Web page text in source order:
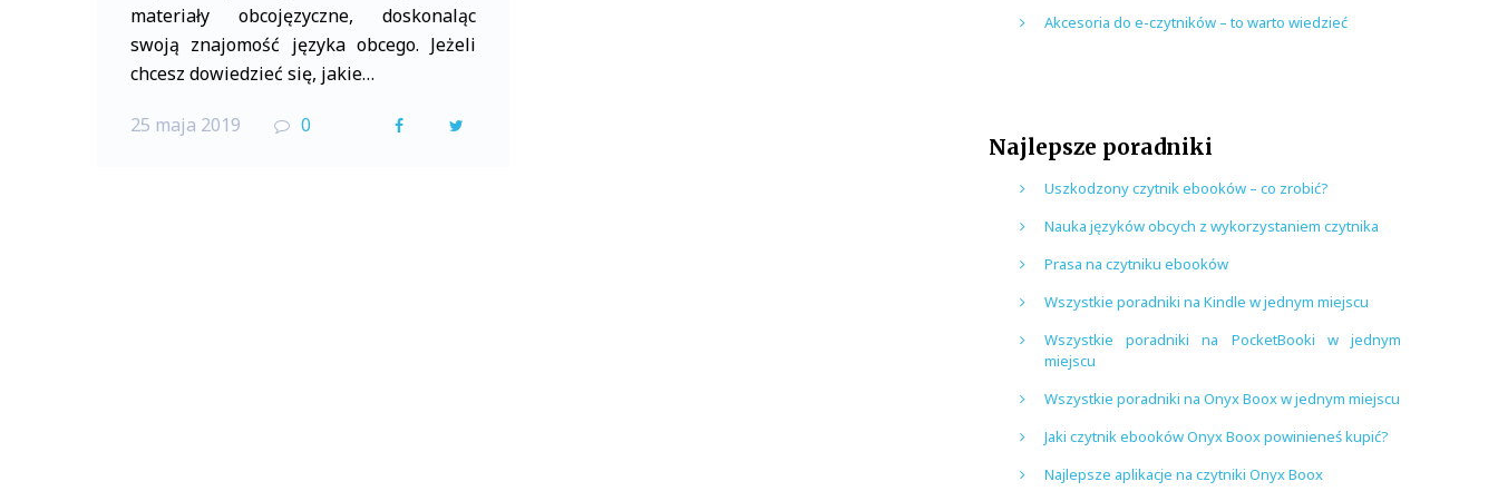
materiały obcojęzyczne, doskonaląc
swoją znajomość języka obcego. Jeżeli
chcesz dowiedzieć się, jakie…
25 maja 2019 0
F
Akcesoria do e-czytników – to warto wiedzieć
Najlepsze poradniki
Uszkodzony czytnik ebooków – co zrobić?
Nauka języków obcych z wykorzystaniem czytnika
Prasa na czytniku ebooków
Wszystkie poradniki na Kindle w jednym miejscu
Wszystkie poradniki na PocketBooki w jednym
miejscu
Wszystkie poradniki na Onyx Boox w jednym miejscu
Jaki czytnik ebooków Onyx Boox powinieneś kupić?
Najlepsze aplikacje na czytniki Onyx Boox